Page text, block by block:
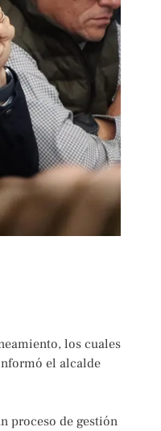
los cuales
el alcalde
proceso de gestión